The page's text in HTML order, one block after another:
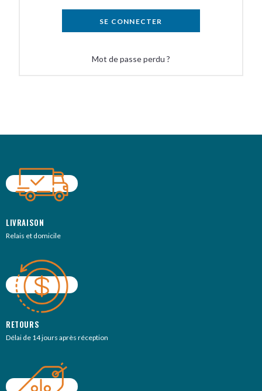
SE CONNECTER
Mot de passe perdu ?
LIVRAISON
Relais et domicile
RETOURS
Délai de 14 jours après réception